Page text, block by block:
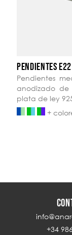
PENDIENTES
Pendientes
anodizado
plata de ley
+
+34